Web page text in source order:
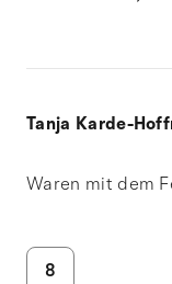
Tanja Karde-
Waren mit dem
8